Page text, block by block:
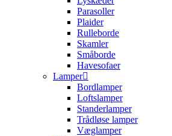
Parasoller
Plaider
Rulleborde
Skamler
Småborde
Havesofaer
Lamper
Bordlamper
Loftslamper
Standerlamper
Trådløse lamper
Væglamper